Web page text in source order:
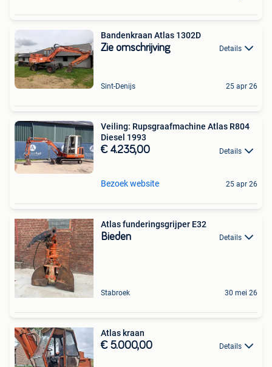
Bandenkraan Atlas 1302D
Zie omschrijving Details
Sint-Denijs 25 apr 26
Veiling: Rupsgraafmachine Atlas R804
Diesel 1993
€ 4.235,00 Details
Bezoek website 25 apr 26
Atlas funderingsgrijper E32
Bieden Details
Stabroek 30 mei 26
Atlas kraan
€ 5.000,00 Details